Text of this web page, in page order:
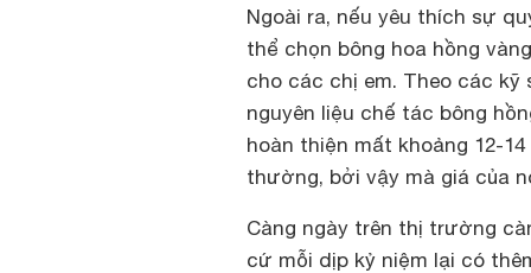
Ngoài ra, nếu yêu thích sự
thể chọn bông hoa hồng
cho các chị em. Theo các
nguyên liệu chế tác bông
hoàn thiện mất khoảng 12-
thường, bởi vậy mà giá của
Càng ngày trên thị trường
cứ mỗi dịp kỷ niệm lại có